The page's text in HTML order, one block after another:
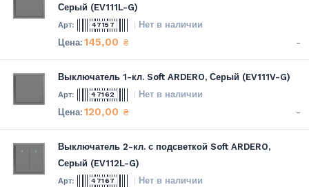
Серый (EV111L-G)
47157 Нет в наличии
145,00 ₴ -
Выключатель 1-кл. Soft ARDERO, Серый (EV111V-G)
47162 Нет в наличии
120,00 ₴ -
Выключатель 2-кл. с подсветкой Soft ARDERO,
Серый (EV112L-G)
47167 Нет в наличии